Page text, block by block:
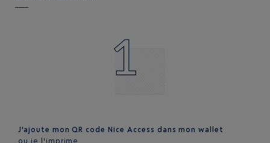
J'ajoute mon QR code Nice Access dans mon wallet
ou je l'imprime